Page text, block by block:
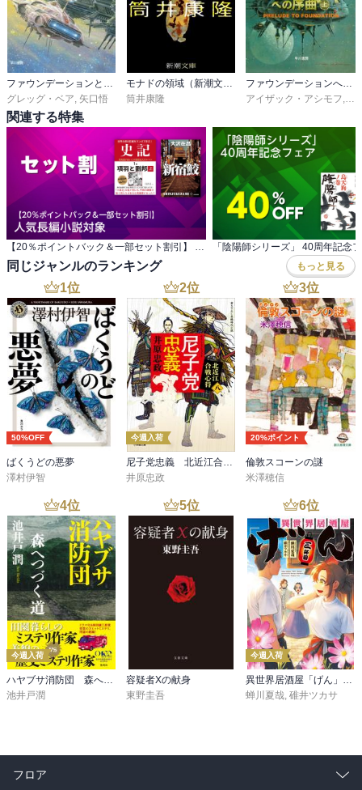
グレッグ・ベア 矢口悟
筒井康隆
アイザック・アシモフ
関連する特集
「陰陽師シリーズ」 40周年記念
同じジャンルのランキング もっと見る
1位
50%OFF
ばくうどの悪夢
澤村伊智
2位
今週入荷
尼子党忠義 北近江合戦心得〈八〉
井原忠政
3位
20%ポイント
倫敦スコーンの謎
米澤穂信
4位
今週入荷
ハヤブサ消防団 森へつづく道
池井戸潤
5位
容疑者Xの献身
東野圭吾
6位
今週入荷
異世界居酒屋「げん」三杯目
蝉川夏哉, 碓井ツカサ
フロア